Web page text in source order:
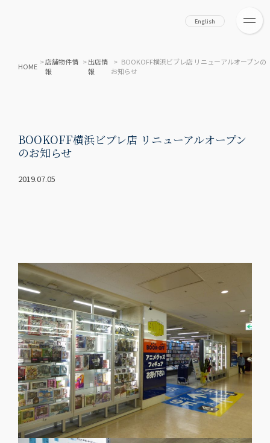
English
HOME >店舗物件情
報
> 出店情
報
> BOOKOFF横浜ビブレ店 リニューアルオープンの
お知らせ
BOOKOFF横浜ビブレ店 リニューアルオープン
のお知らせ
2019.07.05